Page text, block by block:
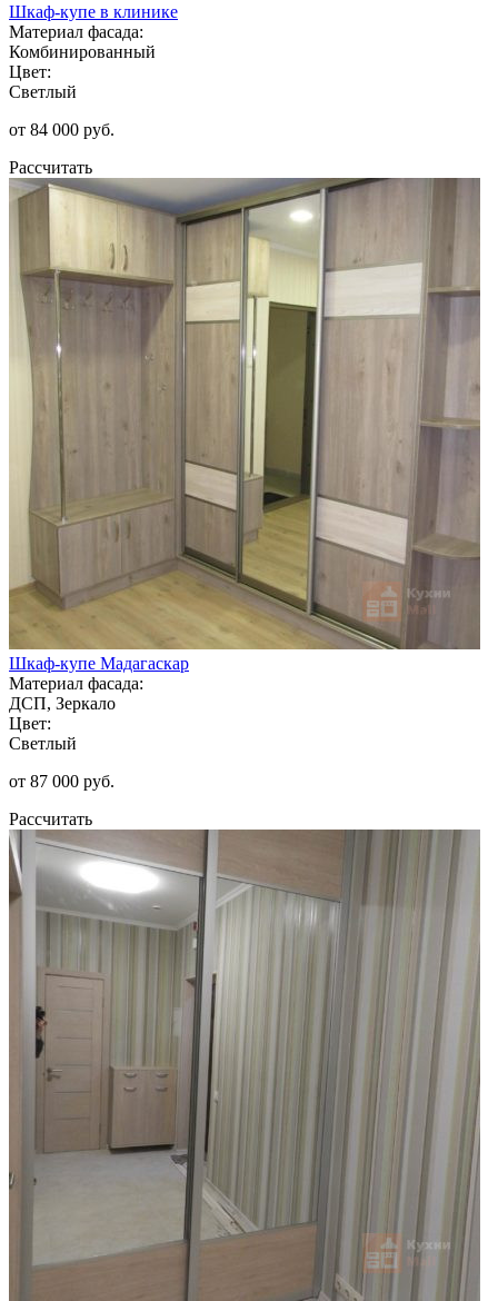
Шкаф-купе в клинике
Материал фасада:
Комбинированный
Цвет:
Светлый
от 84 000 руб.
Рассчитать
Шкаф-купе Мадагаскар
Материал фасада:
ДСП, Зеркало
Цвет:
Светлый
от 87 000 руб.
Рассчитать